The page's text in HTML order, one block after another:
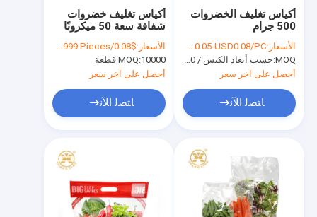
أكياس تغليف خضروات
شفافة سعة 50 ميكرونًا
قابلة للتحلل
الأسعار:$0.08/Pieces 10000-99999 Pieces
MOQ:10000 قطعة
أحصل على آخر سعر
ﺎﺘﺼﻟ ﺍﻶﻧ
أكياس تغليف الخضروات
500 جرام
الأسعار:USD0.05-USD0.08/PC
MOQ: حسب أبعاد الكيس / 20000 قطعة
أحصل على آخر سعر
ﺎﺘﺼﻟ ﺍﻶﻧ